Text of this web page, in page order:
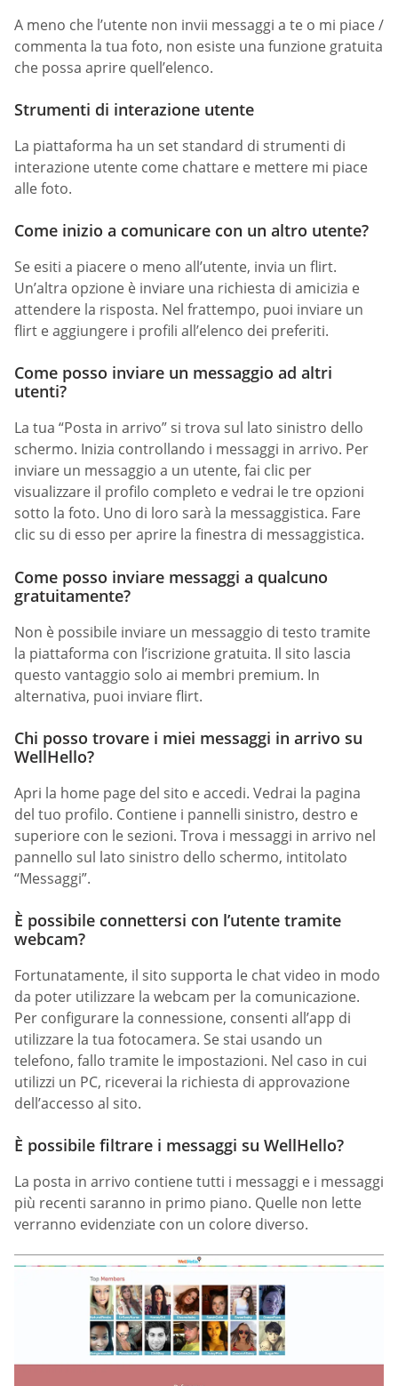
A meno che l’utente non invii messaggi a te o mi piace /
commenta la tua foto, non esiste una funzione gratuita
che possa aprire quell’elenco.
Strumenti di interazione utente
La piattaforma ha un set standard di strumenti di
interazione utente come chattare e mettere mi piace
alle foto.
Come inizio a comunicare con un altro utente?
Se esiti a piacere o meno all’utente, invia un flirt.
Un’altra opzione è inviare una richiesta di amicizia e
attendere la risposta. Nel frattempo, puoi inviare un
flirt e aggiungere i profili all’elenco dei preferiti.
Come posso inviare un messaggio ad altri
utenti?
La tua “Posta in arrivo” si trova sul lato sinistro dello
schermo. Inizia controllando i messaggi in arrivo. Per
inviare un messaggio a un utente, fai clic per
visualizzare il profilo completo e vedrai le tre opzioni
sotto la foto. Uno di loro sarà la messaggistica. Fare
clic su di esso per aprire la finestra di messaggistica.
Come posso inviare messaggi a qualcuno
gratuitamente?
Non è possibile inviare un messaggio di testo tramite
la piattaforma con l’iscrizione gratuita. Il sito lascia
questo vantaggio solo ai membri premium. In
alternativa, puoi inviare flirt.
Chi posso trovare i miei messaggi in arrivo su
WellHello?
Apri la home page del sito e accedi. Vedrai la pagina
del tuo profilo. Contiene i pannelli sinistro, destro e
superiore con le sezioni. Trova i messaggi in arrivo nel
pannello sul lato sinistro dello schermo, intitolato
“Messaggi”.
È possibile connettersi con l’utente tramite
webcam?
Fortunatamente, il sito supporta le chat video in modo
da poter utilizzare la webcam per la comunicazione.
Per configurare la connessione, consenti all’app di
utilizzare la tua fotocamera. Se stai usando un
telefono, fallo tramite le impostazioni. Nel caso in cui
utilizzi un PC, riceverai la richiesta di approvazione
dell’accesso al sito.
È possibile filtrare i messaggi su WellHello?
La posta in arrivo contiene tutti i messaggi e i messaggi
più recenti saranno in primo piano. Quelle non lette
verranno evidenziate con un colore diverso.